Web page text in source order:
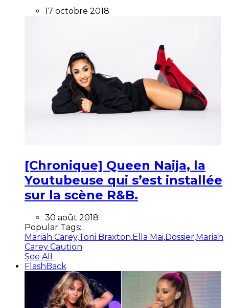
17 octobre 2018
[Chronique] Queen Naija, la
Youtubeuse qui s’est installée
sur la scène R&B.
30 août 2018
Popular Tags:
Mariah Carey,Toni Braxton,Ella Mai,Dossier,Mariah
Carey Caution
See All
FlashBack